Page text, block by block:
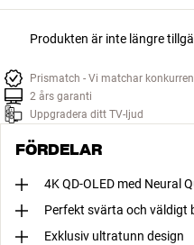
Produkten är inte längre
Prismatch - Vi matchar
2 års garanti
Uppgradera ditt TV-ljud
FÖRDELAR
4K QD-OLED med Neural
Perfekt svärta och väldigt
Exklusiv ultratunn design